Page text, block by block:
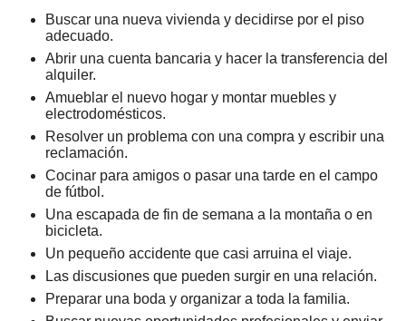
Buscar una nueva vivienda y decidirse por el piso
adecuado.
Abrir una cuenta bancaria y hacer la transferencia del
alquiler.
Amueblar el nuevo hogar y montar muebles y
electrodomésticos.
Resolver un problema con una compra y escribir una
reclamación.
Cocinar para amigos o pasar una tarde en el campo
de fútbol.
Una escapada de fin de semana a la montaña o en
bicicleta.
Un pequeño accidente que casi arruina el viaje.
Las discusiones que pueden surgir en una relación.
Preparar una boda y organizar a toda la familia.